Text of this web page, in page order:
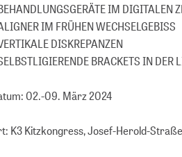
IM DIGITALEN
IM FRÜHEN WECHSELGEBISS
DISKREPANZEN
BRACKETS IN DER
02.-09. März 2024
K3 Kitzkongress, Josef-Herold-